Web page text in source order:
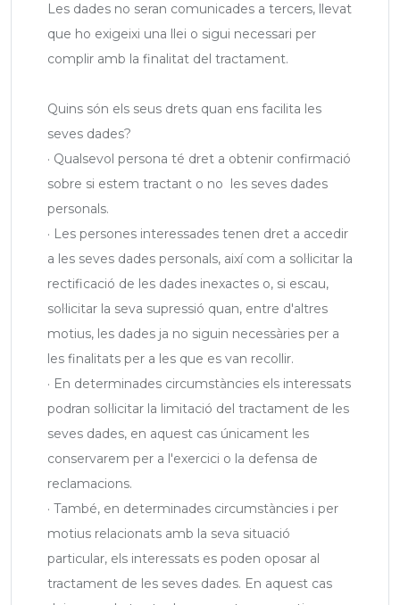
Les dades no seran comunicades a tercers, llevat
que ho exigeixi una llei o sigui necessari per
complir amb la finalitat del tractament.
Quins són els seus drets quan ens facilita les
seves dades?
· Qualsevol persona té dret a obtenir confirmació
sobre si estem tractant o no les seves dades
personals.
· Les persones interessades tenen dret a accedir
a les seves dades personals, així com a sol·licitar la
rectificació de les dades inexactes o, si escau,
sol·licitar la seva supressió quan, entre d'altres
motius, les dades ja no siguin necessàries per a
les finalitats per a les que es van recollir.
· En determinades circumstàncies els interessats
podran sol·licitar la limitació del tractament de les
seves dades, en aquest cas únicament les
conservarem per a l'exercici o la defensa de
reclamacions.
· També, en determinades circumstàncies i per
motius relacionats amb la seva situació
particular, els interessats es poden oposar al
tractament de les seves dades. En aquest cas